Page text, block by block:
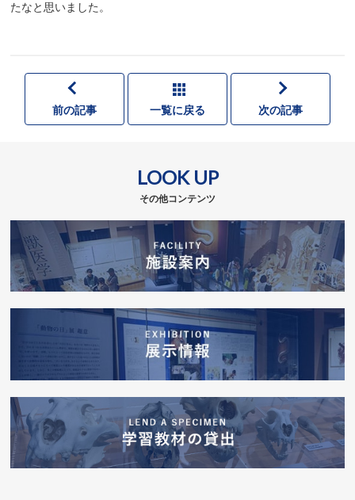
たなと思いました。
前の記事 一覧に戻る 次の記事
LOOK UP
その他コンテンツ